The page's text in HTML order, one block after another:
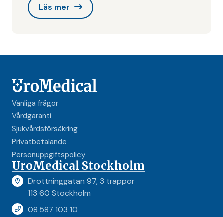
Läs mer
Vanliga frågor
Vårdgaranti
Sjukvårdsförsäkring
Privatbetalande
Personuppgiftspolicy
UroMedical Stockholm
Drottninggatan 97, 3 trappor
113 60 Stockholm
08 587 103 10